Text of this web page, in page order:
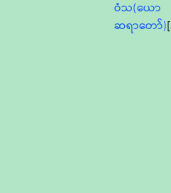
ဝံသ(ယော
ဆရာတော်)